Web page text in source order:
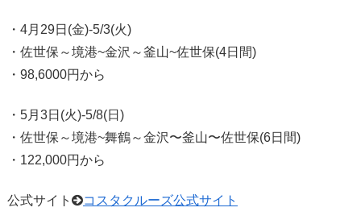
・4月29日(金)-5/3(火)
・佐世保～境港~金沢～釜山~佐世保(4日間)
・98,6000円から
・5月3日(火)-5/8(日)
・佐世保～境港~舞鶴～金沢〜釜山〜佐世保(6日間)
・122,000円から
公式サイト コスタクルーズ公式サイト